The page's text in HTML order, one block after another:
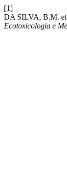
[1]
DA SILVA, B.M.
Ecotoxicologia e